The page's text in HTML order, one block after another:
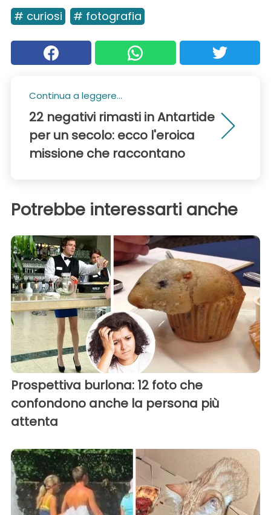
# curiosi # fotografia
Continua a leggere...
22 negativi rimasti in Antartide
per un secolo: ecco l'eroica
missione che raccontano
Potrebbe interessarti anche
Prospettiva burlona: 12 foto che
confondono anche la persona più
attenta